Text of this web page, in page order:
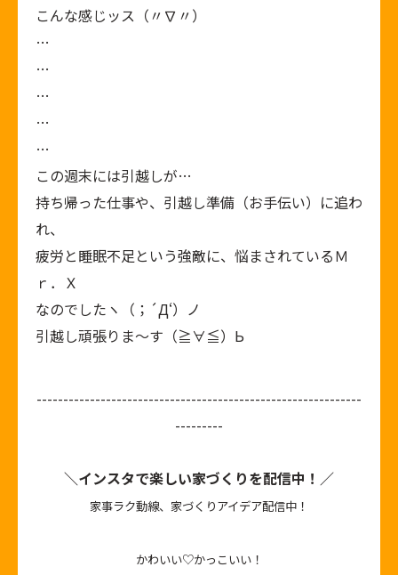
こんな感じッス（〃∇〃）
…
…
…
…
…
この週末には引越しが…
持ち帰った仕事や、引越し準備（お手伝い）に追わ
れ、
疲労と睡眠不足という強敵に、悩まされているＭ
ｒ．Ｘ
なのでしたヽ（；´Д‘）ノ
引越し頑張りま～す（≧∀≦）Ь
-------------------------------------------------------------
---------
＼インスタで楽しい家づくりを配信中！／
家事ラク動線、家づくりアイデア配信中！
かわいい♡かっこいい！